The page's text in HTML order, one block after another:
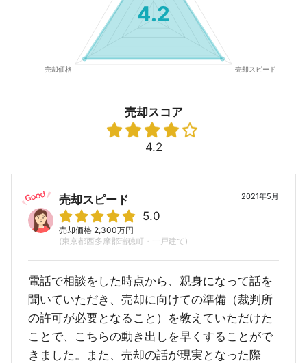
4.2
売却スコア
4.2
2021年5月
売却スピード
5.0
売却価格 2,300万円
(東京都西多摩郡瑞穂町・一戸建て)
電話で相談をした時点から、親身になって話を
聞いていただき、売却に向けての準備（裁判所
の許可が必要となること）を教えていただけた
ことで、こちらの動き出しを早くすることがで
きました。また、売却の話が現実となった際